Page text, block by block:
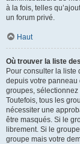
à la fois, telles
un forum privé.
Haut
Où trouver la liste
Pour consulter la liste
depuis votre panneau
groupes,
Toutefois, tous les
nécessiter une
être masqués. Si le
librement. Si le
groupe mais votre